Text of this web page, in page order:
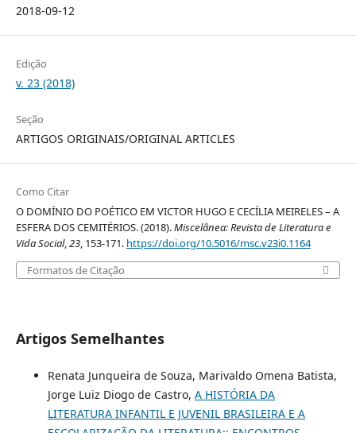
2018-09-12
Edição
v. 23 (2018)
Seção
ARTIGOS ORIGINAIS/ORIGINAL ARTICLES
Como Citar
O DOMÍNIO DO POÉTICO EM VICTOR HUGO E CECÍLIA MEIRELES – A
ESFERA DOS CEMITÉRIOS. (2018).Miscelânea: Revista de Literatura e
Vida Social,23, 153-171. https://doi.org/10.5016/msc.v23i0.1164
Formatos de Citação
Artigos Semelhantes
Renata Junqueira de Souza, Marivaldo Omena Batista,
Jorge Luiz Diogo de Castro, A HISTÓRIA DA
LITERATURA INFANTIL E JUVENIL BRASILEIRA E A